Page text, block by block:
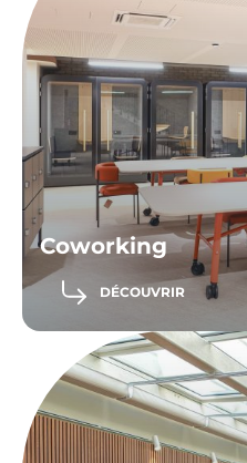
Coworking
DÉCOUVRIR